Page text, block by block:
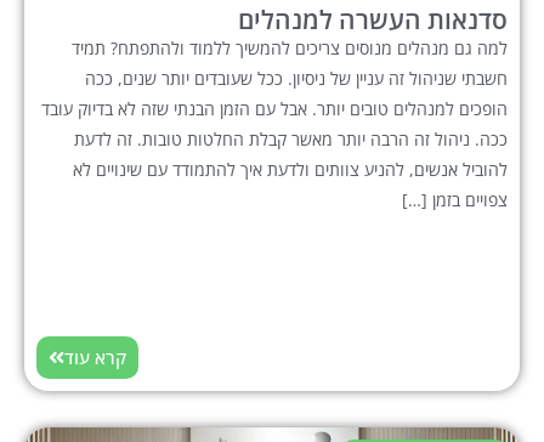
סדנאות העשרה למנהלים
למה גם מנהלים מנוסים צריכים להמשיך ללמוד ולהתפתח? תמיד
חשבתי שניהול זה עניין של ניסיון. ככל שעובדים יותר שנים, ככה
הופכים למנהלים טובים יותר. אבל עם הזמן הבנתי שזה לא בדיוק עובד
ככה. ניהול זה הרבה יותר מאשר קבלת החלטות טובות. זה לדעת
להוביל אנשים, להניע צוותים ולדעת איך להתמודד עם שינויים לא
צפויים בזמן […]
קרא עוד